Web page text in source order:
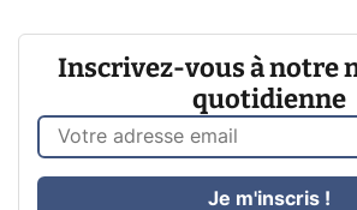
Inscrivez-vous à notre
quotidienne
Je m'inscris !